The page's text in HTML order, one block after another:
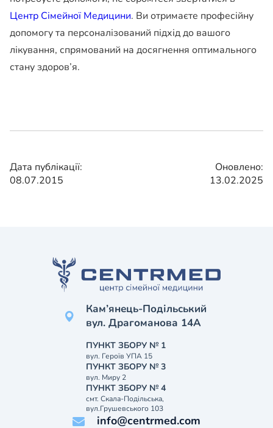
Центр Сімейної Медицини. Ви отримаєте професійну
допомогу та персоналізований підхід до вашого
лікування, спрямований на досягнення оптимального
стану здоров’я.
Дата публікації:
08.07.2015
Оновлено:
13.02.2025
Кам’янець-Подільський
вул. Драгоманова 14А
ПУНКТ ЗБОРУ № 1
вул. Героїв УПА 15
ПУНКТ ЗБОРУ № 3
вул. Миру 2
ПУНКТ ЗБОРУ № 4
смт. Скала-Подільська,
вул.Грушевського 103
info@centrmed.com